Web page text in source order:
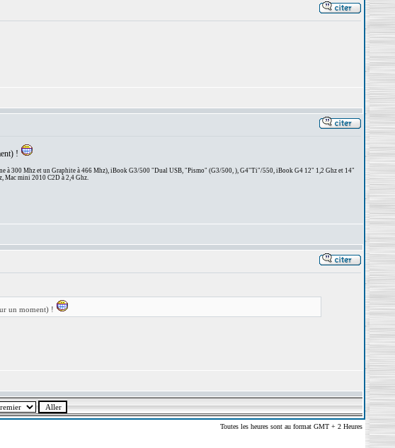
!
à 300 Mhz et un Graphite à 466 Mhz), iBook G3/500 "Dual USB, "Pismo" (G3/500, ), G4"Ti"/550, iBook G4 12" 1,2 Ghz et 14"
Mac mini 2010 C2D à 2,4 Ghz.
un moment) !
Toutes les heures sont au format GMT + 2 Heures